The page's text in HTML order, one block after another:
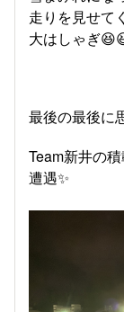
走りを見せて
大はしゃぎ
最後の最後に
Team新井の
遭遇✨